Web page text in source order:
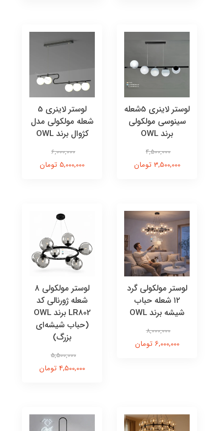
لوستر لاینری 5شعله
سینوسی مولکولی
برند OWL
4,500,000
3,500,000 تومان
لوستر لاینری 5
شعله مولکولی مدل
کژوال برند OWL
6,000,000
5,000,000 تومان
لوستر مولکولی گرد
۱۲ شعله حباب
شیشه برند OWL
8,000,000
6,000,000 تومان
لوستر مولکولی ۸
شعله ژورنالی کد
LR802 برند OWL
(حباب شیشه‌ای
بزرگ)
5,500,000
4,500,000 تومان